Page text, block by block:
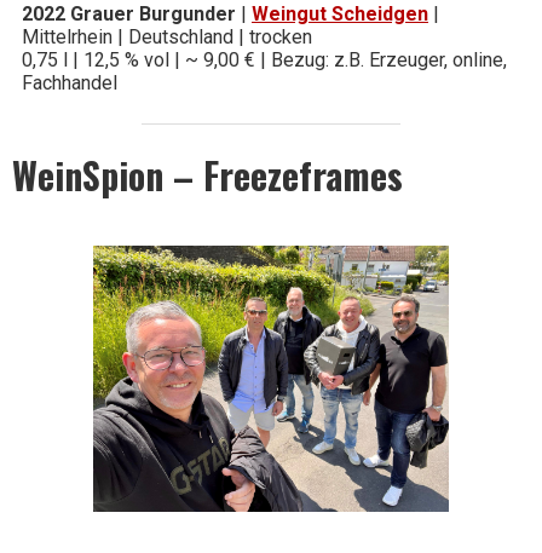
2022 Grauer Burgunder | Weingut Scheidgen |
Mittelrhein | Deutschland | trocken
0,75 l | 12,5 % vol | ~ 9,00 € | Bezug: z.B. Erzeuger, online,
Fachhandel
WeinSpion – Freezeframes